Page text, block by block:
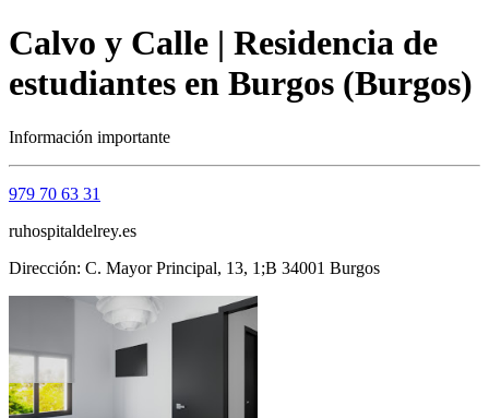
Calvo y Calle | Residencia de
estudiantes en Burgos (Burgos)
Información importante
979 70 63 31
ruhospitaldelrey.es
Dirección: C. Mayor Principal, 13, 1;B 34001 Burgos